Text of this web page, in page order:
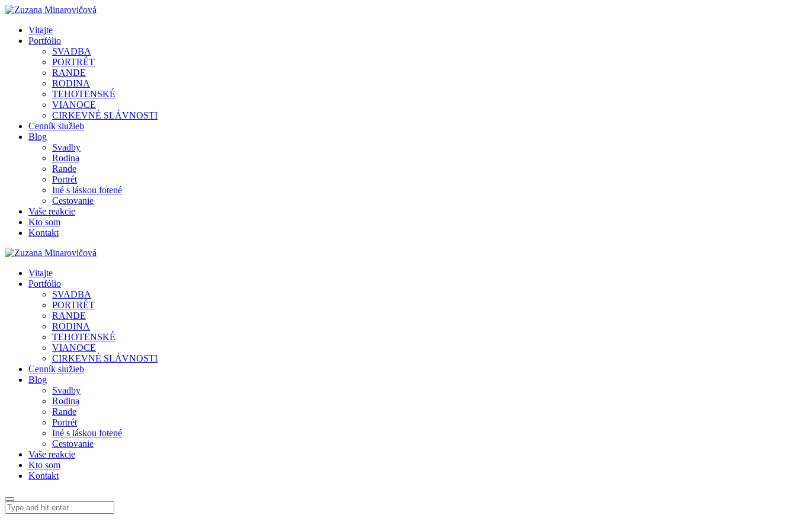
Vitajte
Portfólio
SVADBA
PORTRÉT
RANDE
RODINA
TEHOTENSKÉ
VIANOCE
CIRKEVNÉ SLÁVNOSTI
Cenník služieb
Blog
Svadby
Rodina
Rande
Portrét
Iné s láskou fotené
Cestovanie
Vaše reakcie
Kto som
Kontakt
Vitajte
Portfólio
SVADBA
PORTRÉT
RANDE
RODINA
TEHOTENSKÉ
VIANOCE
CIRKEVNÉ SLÁVNOSTI
Cenník služieb
Blog
Svadby
Rodina
Rande
Portrét
Iné s láskou fotené
Cestovanie
Vaše reakcie
Kto som
Kontakt